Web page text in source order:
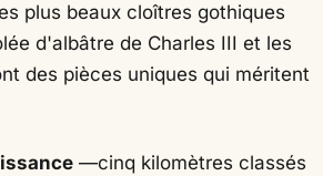
plus beaux cloîtres gothiques
d'albâtre de Charles III et les
des pièces uniques qui méritent
—cinq kilomètres classés